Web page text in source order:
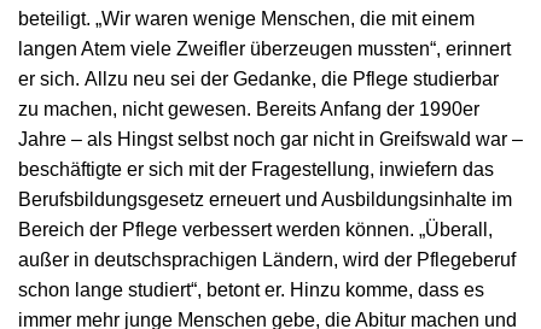
beteiligt. „Wir waren wenige Menschen, die mit einem
langen Atem viele Zweifler überzeugen mussten“, erinnert
er sich. Allzu neu sei der Gedanke, die Pflege studierbar
zu machen, nicht gewesen. Bereits Anfang der 1990er
Jahre – als Hingst selbst noch gar nicht in Greifswald war –
beschäftigte er sich mit der Fragestellung, inwiefern das
Berufsbildungsgesetz erneuert und Ausbildungsinhalte im
Bereich der Pflege verbessert werden können. „Überall,
außer in deutschsprachigen Ländern, wird der Pflegeberuf
schon lange studiert“, betont er. Hinzu komme, dass es
immer mehr junge Menschen gebe, die Abitur machen und